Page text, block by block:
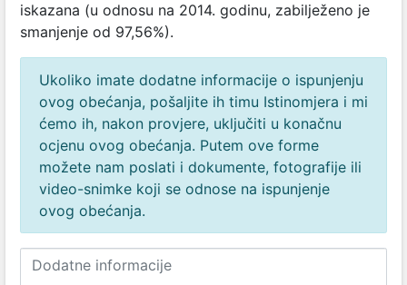
iskazana (u odnosu na 2014. godinu, zabilježeno je
smanjenje od 97,56%).
Ukoliko imate dodatne informacije o ispunjenju
ovog obećanja, pošaljite ih timu Istinomjera i mi
ćemo ih, nakon provjere, uključiti u konačnu
ocjenu ovog obećanja. Putem ove forme
možete nam poslati i dokumente, fotografije ili
video-snimke koji se odnose na ispunjenje
ovog obećanja.